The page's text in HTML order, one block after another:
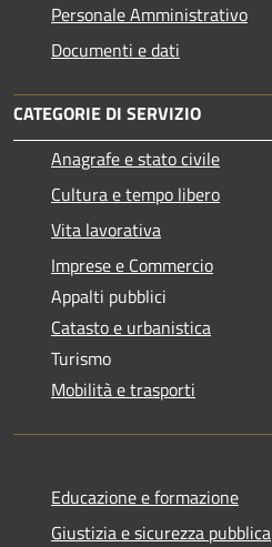
Personale Amministrativo
Documenti e dati
CATEGORIE DI SERVIZIO
Anagrafe e stato civile
Cultura e tempo libero
Vita lavorativa
Imprese e Commercio
Appalti pubblici
Catasto e urbanistica
Turismo
Mobilità e trasporti
Educazione e formazione
Giustizia e sicurezza pubblica